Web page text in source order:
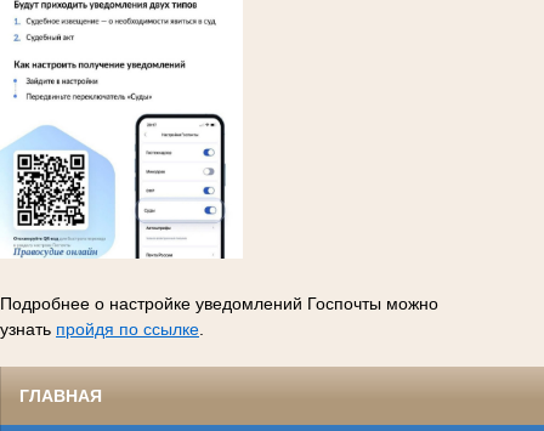
Подробнее о настройке уведомлений Госпочты можно
узнать пройдя по ссылке
ГЛАВНАЯ